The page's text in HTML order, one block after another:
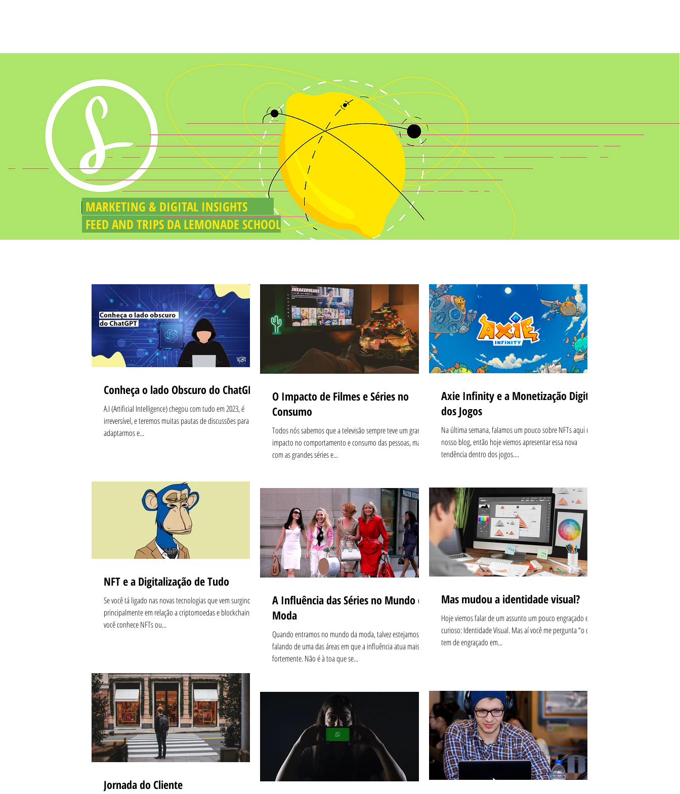
MARKETING & DIGITAL INSIGHTS
FEED AND TRIPS DA LEMONADE SCHOOL
Conheça o lado Obscuro do ChatGPT
A.I (Artificial Intelligence) chegou com tudo em 2023, é
irreversível, e teremos muitas pautas de discussões para nos
adaptarmos e...
O Impacto de Filmes e Séries no
Consumo
Todos nós sabemos que a televisão sempre teve um grande
impacto no comportamento e consumo das pessoas, mas
com as grandes séries e...
Axie Infinity e a Monetização Digital
dos Jogos
Na última semana, falamos um pouco sobre NFTs aqui no
nosso blog, então hoje viemos apresentar essa nova
tendência dentro dos jogos....
NFT e a Digitalização de Tudo
Se você tá ligado nas novas tecnologias que vem surgindo aí,
principalmente em relação a criptomoedas e blockchains,
você conhece NFTs ou...
A Influência das Séries no Mundo da
Moda
Quando entramos no mundo da moda, talvez estejamos
falando de uma das áreas em que a influência atua mais
fortemente. Não é à toa que se...
Mas mudou a identidade visual?
Hoje viemos falar de um assunto um pouco engraçado e
curioso: Identidade Visual. Mas aí você me pergunta “o que
tem de engraçado em...
Jornada do Cliente